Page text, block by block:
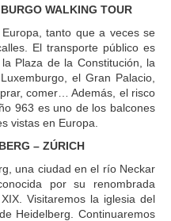
WALKING TOUR
tanto que a veces se
El transporte público es
Plaza de la Constitución, la
el Gran Palacio,
comer… Además, el risco
963 es uno de los balcones
vistas en Europa.
– ZÚRICH
una ciudad en el río Neckar
por su renombrada
Visitaremos la iglesia del
Heidelberg. Continuaremos